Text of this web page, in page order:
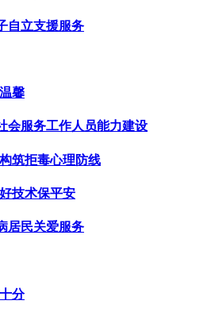
自立支援服务
馨
服务工作人员能力建设
筑拒毒心理防线
技术保平安
民关爱服务
分